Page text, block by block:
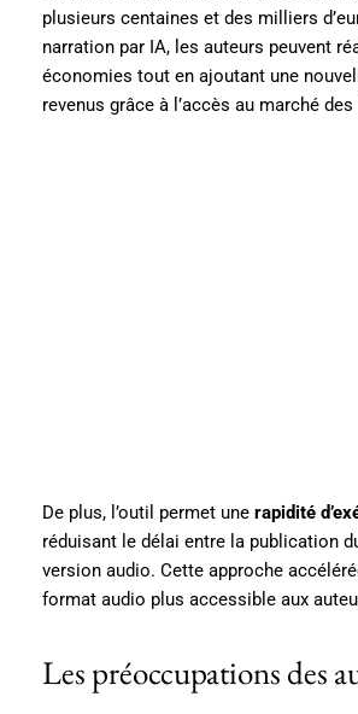
plusieurs centaines et des milliers
narration par IA, les auteurs peuvent
économies tout en ajoutant une
revenus grâce à l’accès au marché
De plus, l’outil permet une rapidité
réduisant le délai entre la publication
version audio. Cette approche
format audio plus accessible aux
Les préoccupations des